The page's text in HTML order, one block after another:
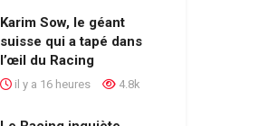
Karim Sow, le géant
suisse qui a tapé dans
l’œil du Racing
il y a 16 heures 4.8k